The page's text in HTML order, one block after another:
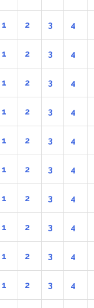
1 2 3 4
1 2 3 4
1 2 3 4
1 2 3 4
1 2 3 4
1 2 3 4
1 2 3 4
1 2 3 4
1 2 3 4
1 2 3 4